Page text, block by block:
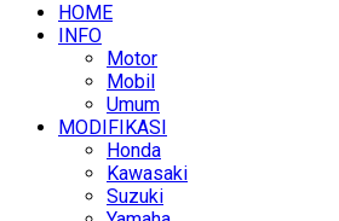
HOME
INFO
Motor
Mobil
Umum
MODIFIKASI
Honda
Kawasaki
Suzuki